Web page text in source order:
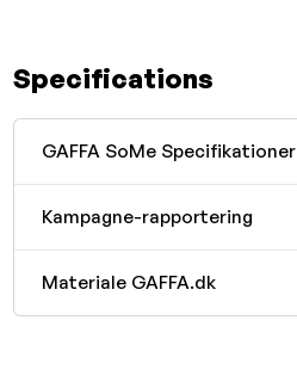
Specifications
GAFFA SoMe Specifikationer
Kampagne-rapportering
Materiale GAFFA.dk